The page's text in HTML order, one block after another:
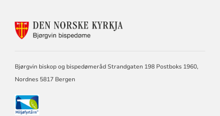
KONTAKTINFORMASJON
Bjørgvin biskop og bispedømeråd Strandgaten 198 Postboks 1960,
Nordnes 5817 Bergen